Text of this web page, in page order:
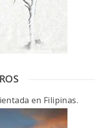
en Filipinas.